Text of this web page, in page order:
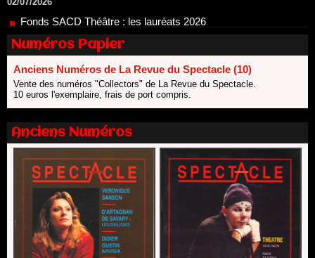
23/06/2026
Dispositif ARTCENA Écrire pour le cirque, les lauréats 2026 !
20/06/2026
Le palmarès des prix SACD 2026
18/06/2026
Les 10 lauréats du Fonds Grandes Formes Théâtre 2026
Nomination de Nathalie Garraud et Olivier Saccomano à la
direction du Théâtre de Gennevilliers - CDN
13/06/2026
Dispositif SACD Auteurs d'espaces : les lauréats 2026
18/03/2026
Numéros Papier
Anciens Numéros de La Revue du Spectacle (10)
Vente des numéros "Collectors" de La Revue du Spectacle.
10 euros l'exemplaire, frais de port compris.
Anciens Numéros